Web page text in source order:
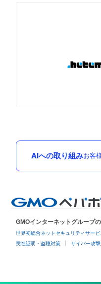
AIへの取り組みお客
GMOインターネットグループ
世界初総合ネットセキュリティサービ
実在証明・盗聴対策 サイバー攻